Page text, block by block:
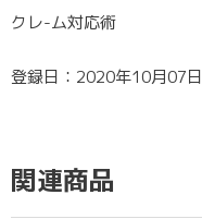
クレ-ム対応術
登録日：2020年10月07日
関連商品